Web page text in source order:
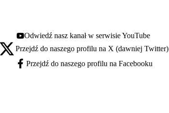
Youtube - otwiera się w nowej karcie
Odwiedź nasz kanał w serwisie YouTube
X - otwiera się w nowej karcie
Przejdź do naszego profilu na X (dawniej Twitter)
Facebook - otwiera się w nowej karcie
Przejdź do naszego profilu na Facebooku